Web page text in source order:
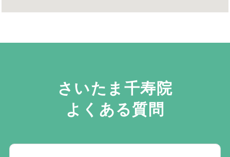
さいたま千寿院
よくある質問